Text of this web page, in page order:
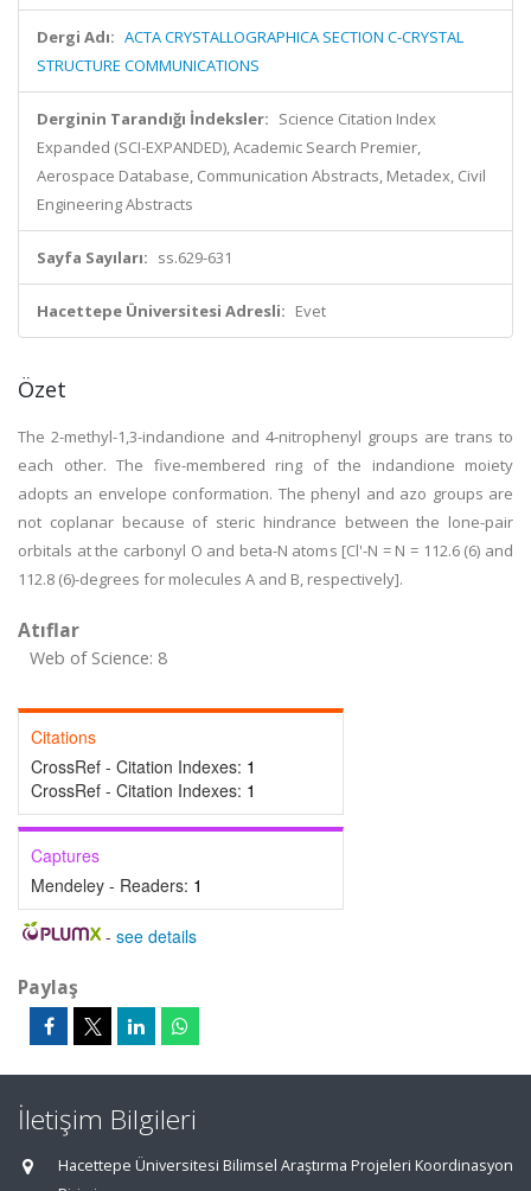
Dergi Adı: ACTA CRYSTALLOGRAPHICA SECTION C-CRYSTAL
STRUCTURE COMMUNICATIONS
Derginin Tarandığı İndeksler: Science Citation Index
Expanded (SCI-EXPANDED), Academic Search Premier,
Aerospace Database, Communication Abstracts, Metadex, Civil
Engineering Abstracts
Sayfa Sayıları: ss.629-631
Hacettepe Üniversitesi Adresli: Evet
Özet
The 2-methyl-1,3-indandione and 4-nitrophenyl groups are trans to
each other. The five-membered ring of the indandione moiety
adopts an envelope conformation. The phenyl and azo groups are
not coplanar because of steric hindrance between the lone-pair
orbitals at the carbonyl O and beta-N atoms [Cl'-N = N = 112.6 (6) and
112.8 (6)-degrees for molecules A and B, respectively].
Atıflar
Web of Science: 8
Citations
CrossRef - Citation Indexes: 1
CrossRef - Citation Indexes: 1
Captures
Mendeley - Readers: 1
- see details
Paylaş
İletişim Bilgileri
Hacettepe Üniversitesi Bilimsel Araştırma Projeleri Koordinasyon